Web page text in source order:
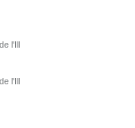
l'Ill
l'Ill